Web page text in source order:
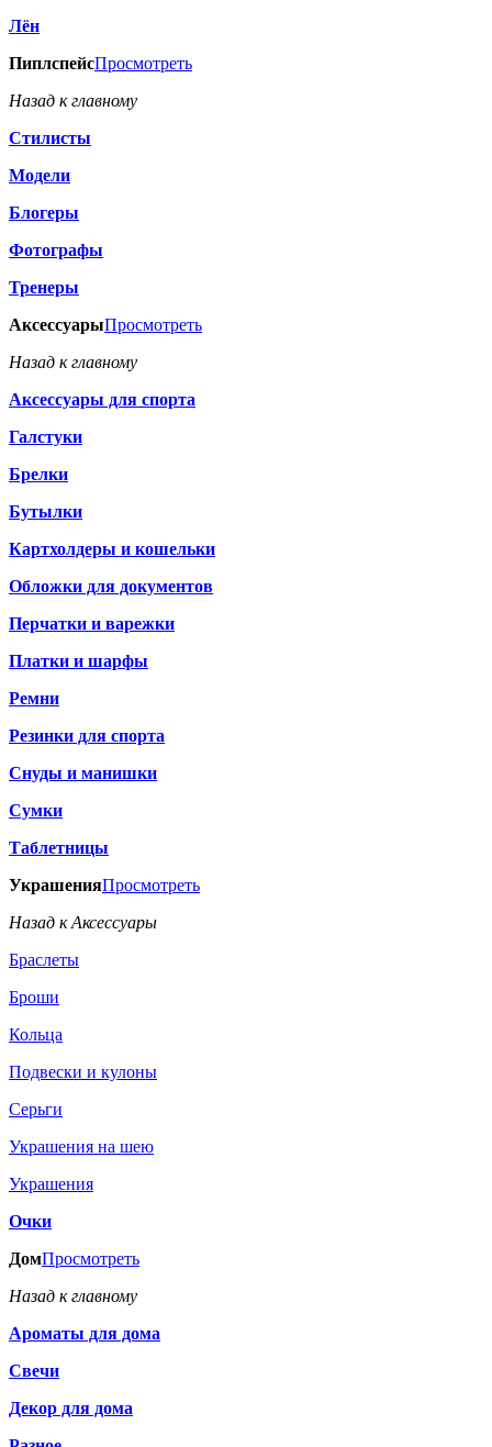
Лён
ПиплспейсПросмотреть
Назад к главному
Стилисты
Модели
Блогеры
Фотографы
Тренеры
АксессуарыПросмотреть
Назад к главному
Аксессуары для спорта
Галстуки
Брелки
Бутылки
Картхолдеры и кошельки
Обложки для документов
Перчатки и варежки
Платки и шарфы
Ремни
Резинки для спорта
Снуды и манишки
Сумки
Таблетницы
УкрашенияПросмотреть
Назад к Аксессуары
Браслеты
Броши
Кольца
Подвески и кулоны
Серьги
Украшения на шею
Украшения
Очки
ДомПросмотреть
Назад к главному
Ароматы для дома
Свечи
Декор для дома